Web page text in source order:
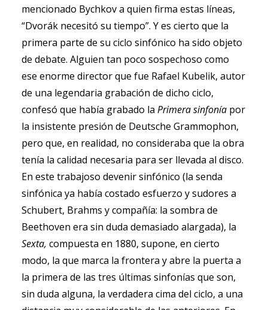
mencionado Bychkov a quien firma estas líneas,
“Dvorák necesitó su tiempo”. Y es cierto que la
primera parte de su ciclo sinfónico ha sido objeto
de debate. Alguien tan poco sospechoso como
ese enorme director que fue Rafael Kubelik, autor
de una legendaria grabación de dicho ciclo,
confesó que había grabado la Primera sinfonía por
la insistente presión de Deutsche Grammophon,
pero que, en realidad, no consideraba que la obra
tenía la calidad necesaria para ser llevada al disco.
En este trabajoso devenir sinfónico (la senda
sinfónica ya había costado esfuerzo y sudores a
Schubert, Brahms y compañía: la sombra de
Beethoven era sin duda demasiado alargada), la
Sexta, compuesta en 1880, supone, en cierto
modo, la que marca la frontera y abre la puerta a
la primera de las tres últimas sinfonías que son,
sin duda alguna, la verdadera cima del ciclo, a una